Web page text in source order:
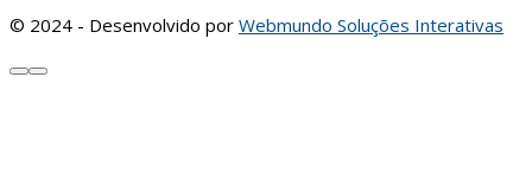
© 2024 - Desenvolvido por Webmundo Soluções Interativas